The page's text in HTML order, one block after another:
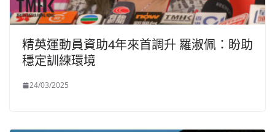
精英運動員資助4年來首調升 羅淑佩：盼助
穩定訓練環境
24/03/2025